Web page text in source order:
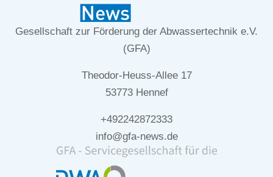
Gesellschaft zur Förderung der Abwassertechnik e.V.
(GFA)
Theodor-Heuss-Allee 17
53773 Hennef
+492242872333
info@gfa-news.de